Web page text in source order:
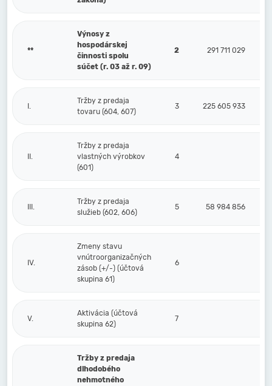
**
Výnosy z
hospodárskej
činnosti spolu
súčet (r. 03 až r. 09)
2 291 711 029
I.
Tržby z predaja
tovaru (604, 607)
3 225 605 933
II.
Tržby z predaja
vlastných výrobkov
(601)
4
III.
Tržby z predaja
služieb (602, 606)
5 58 984 856
IV.
Zmeny stavu
vnútroorganizačných
zásob (+/-) (účtová
skupina 61)
6
V.
Aktivácia (účtová
skupina 62)
7
Tržby z predaja
dlhodobého
nehmotného